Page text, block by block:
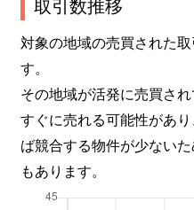
対象の地域の売買された
す。
その地域が活発に売買さ
すぐに売れる可能性があ
ば競合する物件が少ない
もあります。